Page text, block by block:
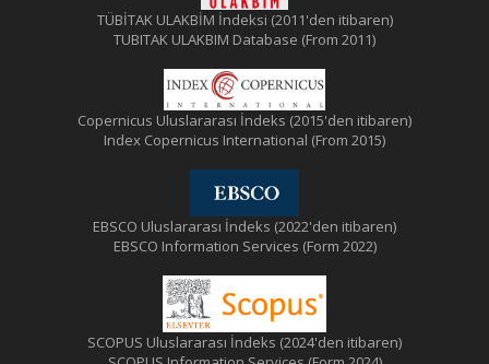
TÜBİTAK ULAKBİM İndeksi (2011'den itibaren)
TUBITAK ULAKBIM Database (From 2011)
Copernicus Uluslararası İndeks (2015'den itibaren)
Index Copernicus International (From 2015)
EBSCO Uluslararası İndeks (2022'den itibaren)
EBSCO Information Services (Form 2022)
SCOPUS Uluslararası İndeks (2024'den itibaren)